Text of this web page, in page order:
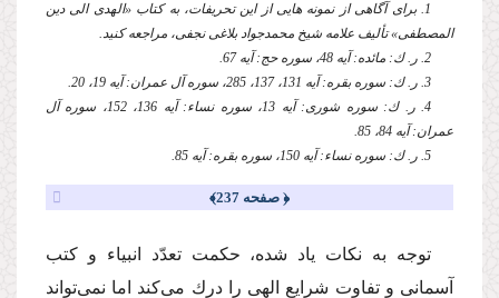
1. براى آگاهى از نمونه هایى از این تحریفات، به كتاب «الهدى الى دین
المصطفى» تألیف علامه شیخ محمدجواد بلاغى نجفى، مراجعه كنید.
2. ر. ك: مائده: آیه 48، سوره حج: آیه 67.
3. ر. ك: سوره بقره: آیه 131، 137، 285، سوره آل عمران: آیه 19، 20.
4. ر. ك: سوره شورى: آیه 13، سوره نساء: آیه 136، 152، سوره آل
عمران: آیه 84، 85.
5. ر. ك: سوره نساء: آیه 150، سوره بقره: آیه 85.
﴿ صفحه 237﴾
توجه به نكات یاد شده، حكمت تعدّد انبیاء و كتب
آسمانى و تفاوت شرایع الهى را درك مى‌كند اما نمى‌تواند